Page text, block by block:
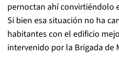
pernoctan ahí convirtiéndolo
Si bien esa situación no ha
habitantes con el edificio
intervenido por la Brigada de